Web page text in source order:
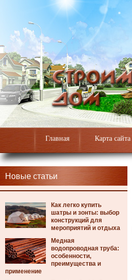
Главная Карта сайта
Новые статьи
Как легко купить
шатры и зонты: выбор
конструкций для
мероприятий и отдыха
Медная
водопроводная труба:
особенности,
преимущества и
применение